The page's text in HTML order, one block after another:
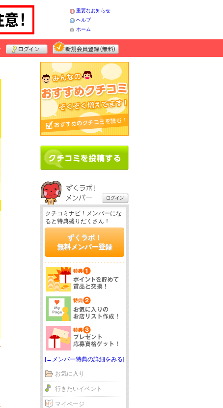
重要なお知らせ
ヘルプ
ホーム
クチコミナビ！メンバーにな
ると特典盛りだくさん！
ずくラボ！
無料メンバー登録
[→メンバー特典の詳細をみる]
お気に入り
行きたいイベント
マイページ